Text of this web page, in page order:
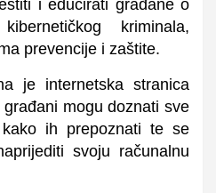
i educirati građane o
kriminala,
prevencije i zaštite.
je internetska stranica
građani mogu doznati sve
ih prepoznati te se
svoju računalnu